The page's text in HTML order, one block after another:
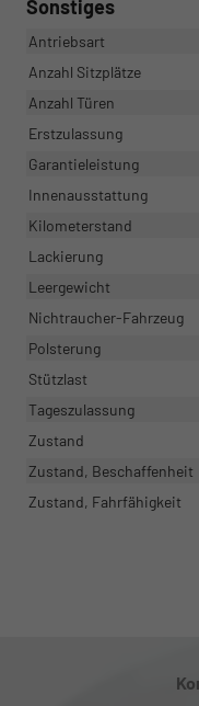
Sonstiges
Antriebsart
Anzahl Sitzplätze
Anzahl Türen
Erstzulassung
Garantieleistung
Innenausstattung
Kilometerstand
Lackierung
Leergewicht
Nichtraucher-Fahrzeug
Polsterung
Stützlast
Tageszulassung
Zustand
Zustand, Beschaffenheit
Zustand, Fahrfähigkeit